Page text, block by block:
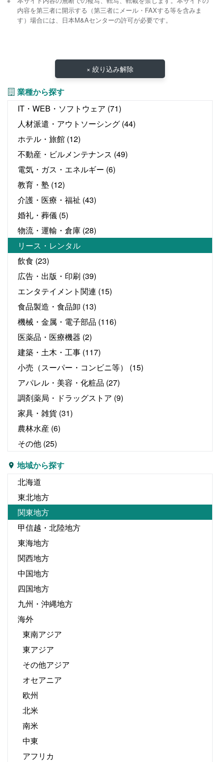
内容を第三者に開示する（第三者にメール・FAXする等を含みま
す）場合には、日本M&Aセンターの許可が必要です。
× 絞り込み解除
業種から探す
IT・WEB・ソフトウェア (71)
人材派遣・アウトソーシング (44)
ホテル・旅館 (12)
不動産・ビルメンテナンス (49)
電気・ガス・エネルギー (6)
教育・塾 (12)
介護・医療・福祉 (43)
婚礼・葬儀 (5)
物流・運輸・倉庫 (28)
リース・レンタル
飲食 (23)
広告・出版・印刷 (39)
エンタテイメント関連 (15)
食品製造・食品卸 (13)
機械・金属・電子部品 (116)
医薬品・医療機器 (2)
建築・土木・工事 (117)
小売（スーパー・コンビニ等）
(15)
アパレル・美容・化粧品 (27)
調剤薬局・ドラッグストア (9)
家具・雑貨 (31)
農林水産 (6)
その他 (25)
地域から探す
北海道
東北地方
関東地方
甲信越・北陸地方
東海地方
関西地方
中国地方
四国地方
九州・沖縄地方
海外
東南アジア
東アジア
その他アジア
オセアニア
欧州
北米
南米
中東
アフリカ